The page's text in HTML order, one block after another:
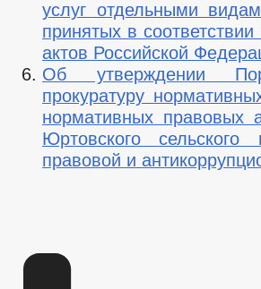
услуг отдельными
принятых в
актов Российской
Об утверждении
прокуратуру
нормативных правовых
Юртовского
правовой и